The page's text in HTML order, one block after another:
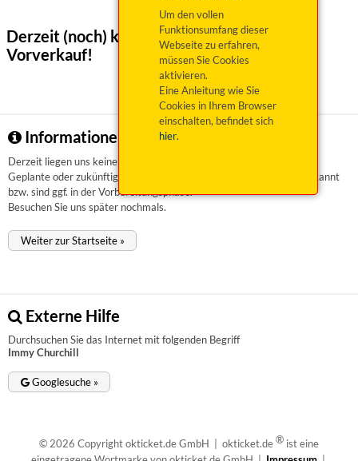
Um den vollen
Funktionsumfang dieser
Webseite zu erfahren,
müssen Sie Cookies
aktivieren.
Eine Anleitung wie Sie
Cookies in Ihrem Browser
einschalten, befindet sich
hier.
Derzeit (noch) keine Veranstaltungen
Vorverkauf!
Informationen zu Immy Churchill
Derzeit liegen uns keinerlei Informationen vor.
Geplante oder zukünftige Veranstaltungen sind uns aktuell nicht bekannt
bzw. sind ggf. in der Vorbereitungsphase.
Besuchen Sie uns später nochmals.
Weiter zur Startseite »
Externe Hilfe
Durchsuchen Sie das Internet mit folgenden Begriff
Immy Churchill
Googlesuche »
© 2026 Copyright okticket.de GmbH | okticket.de® ist eine